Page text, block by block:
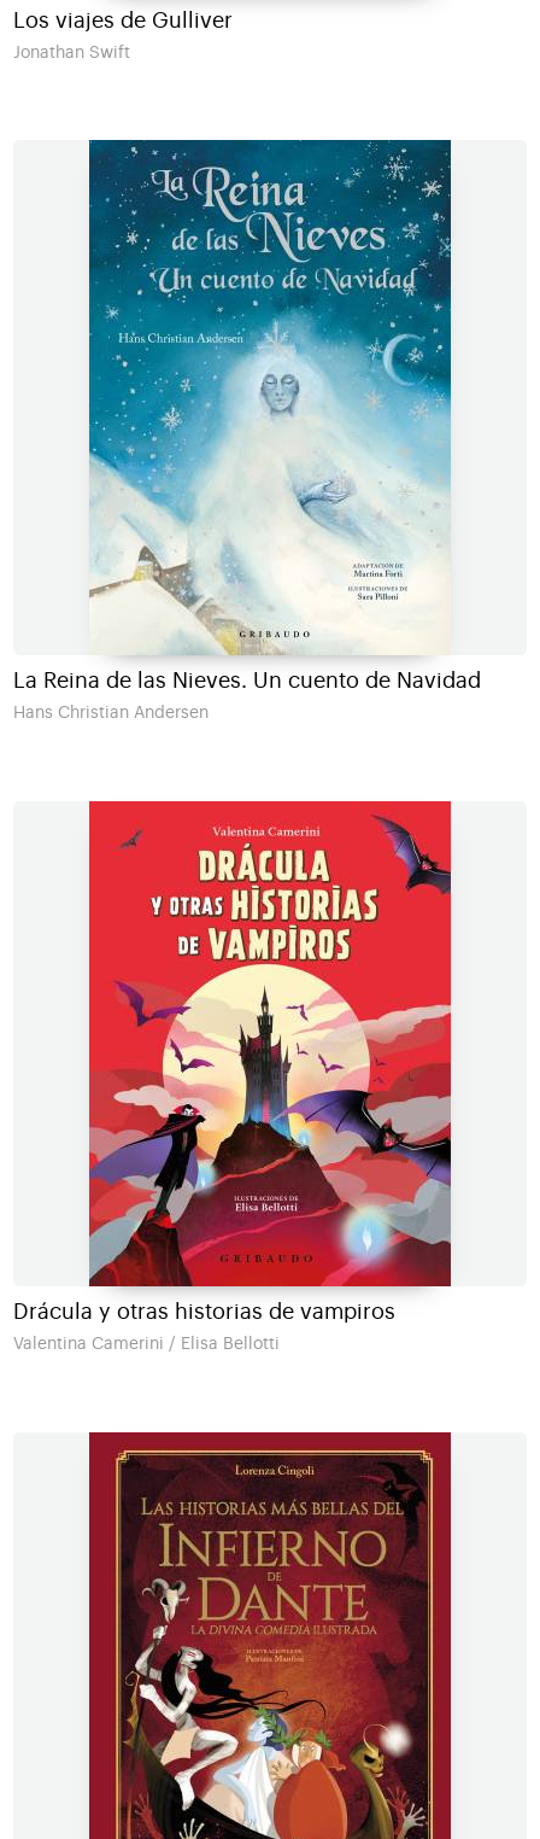
Los viajes de Gulliver
Jonathan Swift
La Reina de las Nieves. Un cuento de Navidad
Hans Christian Andersen
Drácula y otras historias de vampiros
Valentina Camerini / Elisa Bellotti